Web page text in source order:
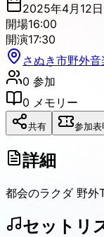
2025年4月12
開場16:00
開演17:30
さぬき市野外
0 参加
0 メモリー
共有 参加表
詳細
都会のラクダ 野
セットリ